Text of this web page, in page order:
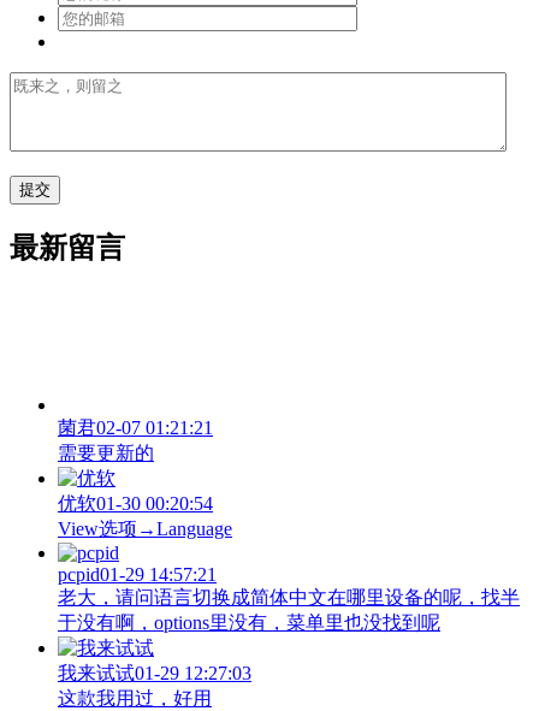
最新留言
菌君02-07 01:21:21
需要更新的
优软01-30 00:20:54
View‌选项→Language
pcpid01-29 14:57:21
老大，请问语言切换成简体中文在哪里设备的呢，找半
于没有啊，options里没有，菜单里也没找到呢
我来试试01-29 12:27:03
这款我用过，好用